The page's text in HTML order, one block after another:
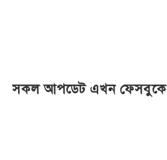
সকল আপডেট এখন ফেসবুকে